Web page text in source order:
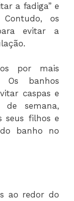
a fadiga” e
os
evitar a
por mais
Os banhos
caspas e
semana,
seus filhos e
banho no
ao redor do